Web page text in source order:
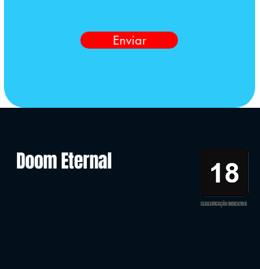
Enviar
Doom Eternal
CLASSIFICAÇÃO INDICATIVA